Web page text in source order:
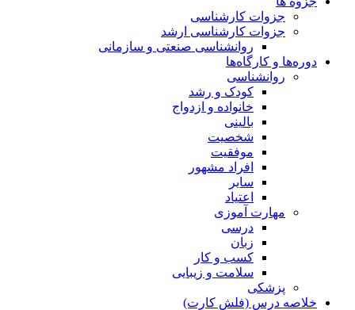
جزوات کارشناسی
جزوات کارشناسی ارشد
روانشناسی صنعتی و سازمانی
دوره‌ها و کارگاه‌ها
روانشناسی
کودک و رشد
خانواده و ازدواج
بالینی
شخصیت
موفقیت
افراد مشهور
سایر
اعتیاد
مهارت آموزی
درسی
زبان
کسب و کار
سلامت و زیبایی
پزشکی
خلاصه درس (فلش کارت)